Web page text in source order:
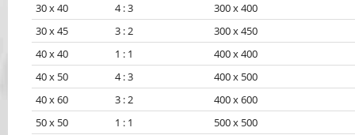
30 x 40 4 : 3
300 x 400
30 x 45 3 : 2
300 x 450
40 x 40 1 : 1
400 x 400
40 x 50 4 : 3
400 x 500
40 x 60 3 : 2
400 x 600
50 x 50 1 : 1
500 x 500